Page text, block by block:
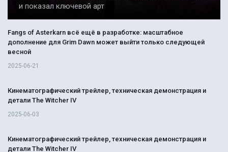
и показал ключевой арт
Fangs of Asterkarn всё ещё в разработке: масштабное
дополнение для Grim Dawn может выйти только следующей
весной
2025-06-21
Кинематографический трейлер, техническая демонстрация и
детали The Witcher IV
2025-06-03
Кинематографический трейлер, техническая демонстрация и
детали The Witcher IV